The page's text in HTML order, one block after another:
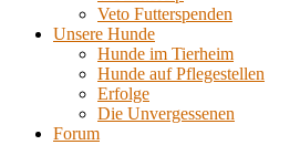
Veto Futterspenden
Unsere Hunde
Hunde im Tierheim
Hunde auf Pflegestellen
Erfolge
Die Unvergessenen
Forum